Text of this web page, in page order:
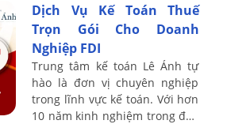
Dịch Vụ Kế Toán Thuế
Trọn Gói Cho Doanh
Nghiệp FDI
Trung tâm kế toán Lê Ánh tự
hào là đơn vị chuyên nghiệp
trong lĩnh vực kế toán. Với hơn
10 năm kinh nghiệm trong đào